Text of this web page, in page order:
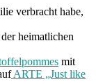
verbracht habe,
heimatlichen
mit
ARTE „Just like